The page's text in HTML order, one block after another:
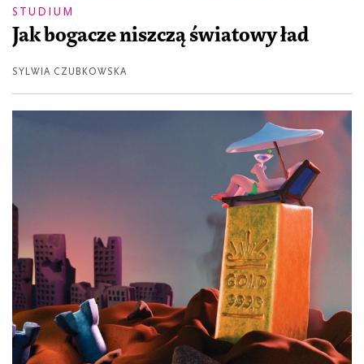
STUDIUM
Jak bogacze niszczą światowy ład
SYLWIA CZUBKOWSKA